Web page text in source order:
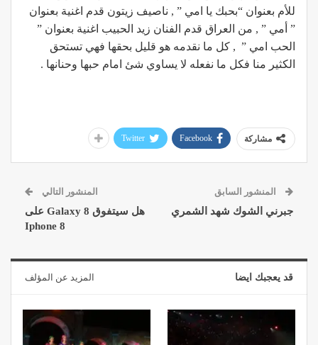
للأم بعنوان “بحبك يا امي ” , ناصيف زيتون قدم اغنية بعنوان
” أمي ” , من العراق قدم الفنان زيد الحبيب اغنية بعنوان ”
الحب امي ” , كل ما نقدمه هو قليل بحقها فهي تستحق
الكثير منا فكل ما نفعله لا يساوي شئ امام حبها وحنانها .
مشاركة Facebook
Twitter
المنشور السابق
جبرني الشوك شهد الشمري
المنشور التالي
هل سيتفوق Galaxy 8 على
Iphone 8
قد يعجبك ايضا المزيد عن المؤلف